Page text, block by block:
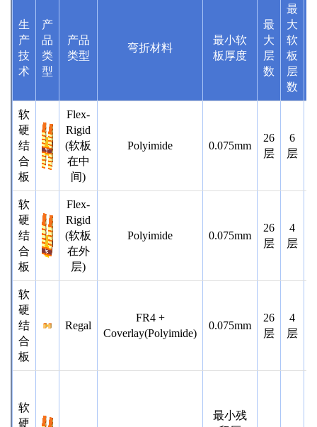
生
产
技
术
产
品
类
型
产品
类型
弯折材料
最小软
板厚度
最
大
层
数
最
大
软
板
层
数
软
硬
结
合
板
Flex-
Rigid
(软板
在中
间)
Polyimide 0.075mm
26
层
6
层
软
硬
结
合
板
Flex-
Rigid
(软板
在外
层)
Polyimide 0.075mm
26
层
4
层
软
硬
结
合
板
Regal
FR4 +
Coverlay(Polyimide)
0.075mm
26
层
4
层
软
硬
最小残